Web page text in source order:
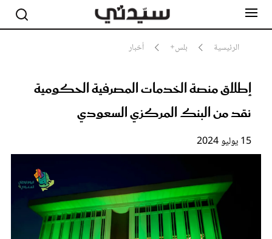
الرئيسية بلس+ أخبار
إطلاق منصة الخدمات المصرفية الحكومية
نقد من البنك المركزي السعودي
15 يوليو 2024
مشاهير
أناقة
جمال
سيدتي وطفلك
لايف ستايل
مطبخ سيدتي
مقالات الرأي